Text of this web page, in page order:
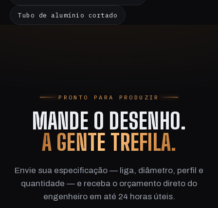
Tubo de alumínio cortado
PRONTO PARA PRODUZIR
MANDE O DESENHO.
A GENTE TREFILA.
Envie sua especificação — liga, diâmetro, perfil e
quantidade — e receba o orçamento direto do
engenheiro em até 24 horas úteis.